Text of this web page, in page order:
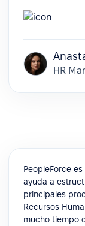
HR
PeopleForce
ayuda a
principales
Recursos
mucho tiempo